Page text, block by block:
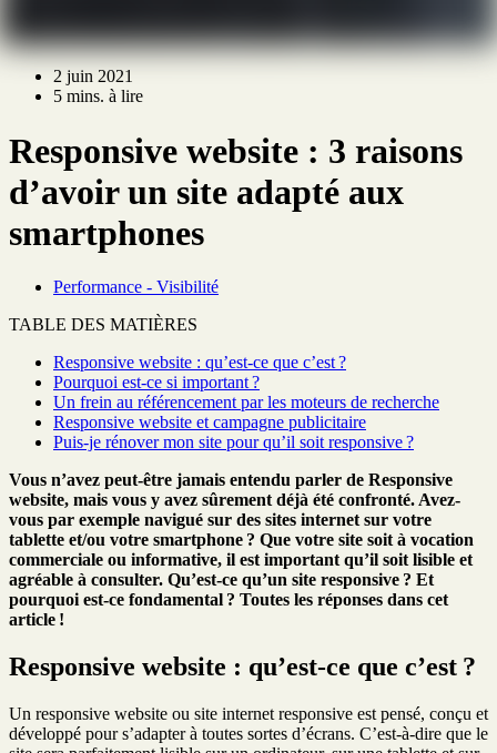
2 juin 2021
5 mins. à lire
Responsive website : 3 raisons
d’avoir un site adapté aux
smartphones
Performance - Visibilité
TABLE DES MATIÈRES
Responsive website : qu’est-ce que c’est ?
Pourquoi est-ce si important ?
Un frein au référencement par les moteurs de recherche
Responsive website et campagne publicitaire
Puis-je rénover mon site pour qu’il soit responsive ?
Vous n’avez peut-être jamais entendu parler de Responsive
website, mais vous y avez sûrement déjà été confronté. Avez-
vous par exemple navigué sur des sites internet sur votre
tablette et/ou votre smartphone ? Que votre site soit à vocation
commerciale ou informative, il est important qu’il soit lisible et
agréable à consulter. Qu’est-ce qu’un site responsive ? Et
pourquoi est-ce fondamental ? Toutes les réponses dans cet
article !
Responsive website : qu’est-ce que c’est ?
Un responsive website ou site internet responsive est pensé, conçu et
développé pour s’adapter à toutes sortes d’écrans. C’est-à-dire que le